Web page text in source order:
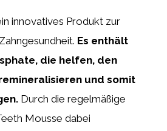
innovatives Produkt zur
Es enthält
die helfen, den
und somit
Durch die regelmäßige
Mousse dabei